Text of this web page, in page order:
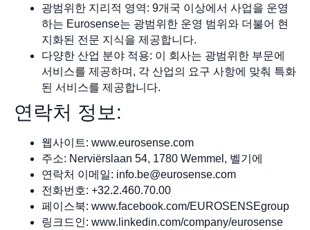
광범위한 지리적 영역: 9개국 이상에서 사업을 운영
하는 Eurosense는 광범위한 운영 범위와 더불어 현
지화된 전문 지식을 제공합니다.
다양한 산업 분야 적용: 이 회사는 광범위한 부문에
서비스를 제공하며, 각 산업의 요구 사항에 맞춰 특화
된 서비스를 제공합니다.
연락처 정보:
웹사이트: www.eurosense.com
주소: Nerviërslaan 54, 1780 Wemmel, 벨기에
연락처 이메일: info.be@eurosense.com
전화번호: +32.2.460.70.00
페이스북: www.facebook.com/EUROSENSEgroup
링크드인: www.linkedin.com/company/eurosense